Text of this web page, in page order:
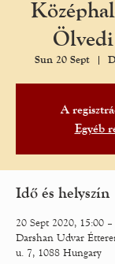
Sun 20 Sept
  |
A
Egyéb
Idő és helyszín
20 Sept 2020, 15:00
Darshan Udvar
u. 7, 1088 Hungary